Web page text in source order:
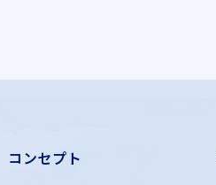
コンセプト